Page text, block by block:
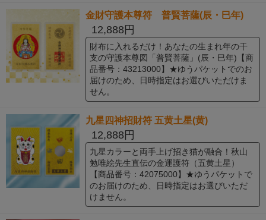
金財守護本尊符 普賢菩薩(辰・巳年)
12,888円
財布に入れるだけ！あなたの生まれ年の干
支の守護本尊図「普賢菩薩」(辰・巳年)【商
品番号：43213000】★ゆうパケットでのお
届けのため、日時指定はお選びいただけま
せん。
九星四神招財符 五黄土星(黄)
12,888円
九星カラーと両手上げ招き猫が融合！秋山
勉唯絵先生直伝の金運護符（五黄土星）
【商品番号：42075000】★ゆうパケットで
のお届けのため、日時指定はお選びいただ
けません。